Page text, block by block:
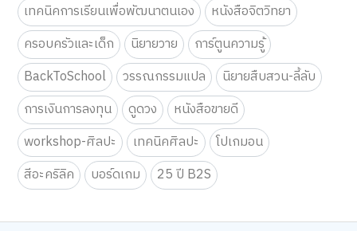
เทคนิคการเรียนเพื่อพัฒนาตนเอง
หนังสือจิตวิทยา
ครอบครัวและเด็ก
นิยายวาย
การ์ตูนความรู้
BackToSchool
วรรณกรรมแปล
นิยายสืบสวน-ลี้ลับ
การเงินการลงทุน
ดูดวง
หนังสือขายดี
workshop-ศิลปะ
เทคนิคศิลปะ
โปเกมอน
สีอะคริลิค
บอร์ดเกม 25 ปี B2S